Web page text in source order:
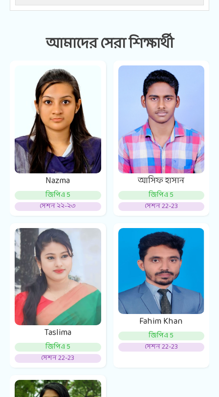
আমাদের সেরা শিক্ষার্থী
Nazma
জিপিএ 5
সেশন ২২-২৩
আসিফ হাসান
জিপিএ 5
সেশন 22-23
Taslima
জিপিএ 5
সেশন 22-23
Fahim Khan
জিপিএ 5
সেশন 22-23